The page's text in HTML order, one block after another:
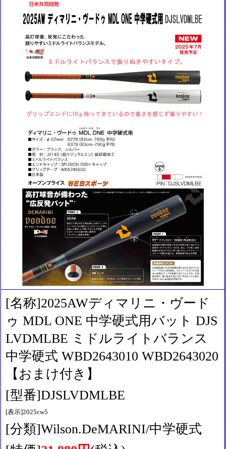
[名称]2025AWディマリニ・ヴード
ゥ MDL ONE 中学硬式用バット DJS
LVDMLBE ミドルライトバランス
中学硬式 WBD2643010 WBD2643020
【おまけ付き】
[型番]DJSLVDMLBE
[表示]2025cw5
[分類]Wilson.DeMARINI/中学硬式